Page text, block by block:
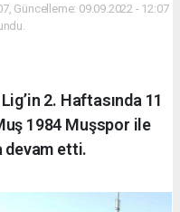
Güncelleme: 09.09.2022 - 12:07
2. Haftasında 11
1984 Muşspor ile
devam etti.